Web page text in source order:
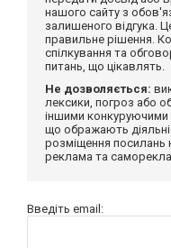
нашого сайту з
залишеного відгука.
правильне рішення.
спілкування та
питань, що цікавлять.
Не дозволяється:
лексики, погроз або
іншими конкуруючими
що ображають
розміщення посилань
реклама та
Введіть email: